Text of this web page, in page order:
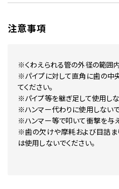
注意事項
※くわえられる管の外径の範囲内
※パイプに対して直角に歯の中
てください。
※パイプ等を継ぎ足して使用しな
※ハンマー代わりに使用しないで
※ハンマー等で叩いて衝撃を与え
※歯の欠けや摩耗および目詰
は使用しないでください。